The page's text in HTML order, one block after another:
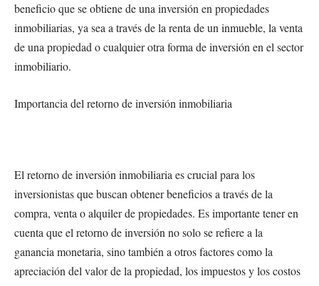
beneficio que se obtiene de una inversión en propiedades
inmobiliarias, ya sea a través de la renta de un inmueble, la venta
de una propiedad o cualquier otra forma de inversión en el sector
inmobiliario.
Importancia del retorno de inversión inmobiliaria
El retorno de inversión inmobiliaria es crucial para los
inversionistas que buscan obtener beneficios a través de la
compra, venta o alquiler de propiedades. Es importante tener en
cuenta que el retorno de inversión no solo se refiere a la
ganancia monetaria, sino también a otros factores como la
apreciación del valor de la propiedad, los impuestos y los costos